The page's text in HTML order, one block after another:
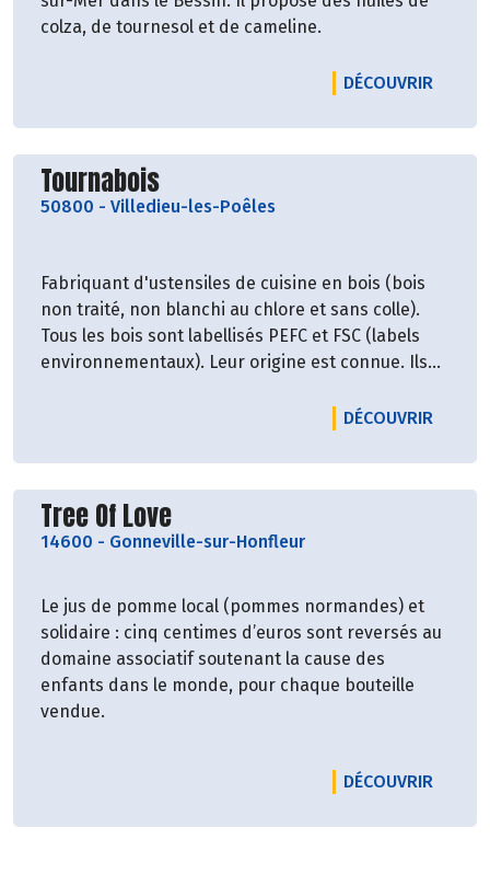
colza, de tournesol et de cameline.
DÉCOUVRIR
Découvrir le producteur
Tournabois
50800 - Villedieu-les-Poêles
Fabriquant d'ustensiles de cuisine en bois (bois
non traité, non blanchi au chlore et sans colle).
Tous les bois sont labellisés PEFC et FSC (labels
environnementaux). Leur origine est connue. Ils
DÉCOUVRIR
Découvrir le producteur
Tree Of Love
14600 - Gonneville-sur-Honfleur
Le jus de pomme local (pommes normandes) et
solidaire : cinq centimes d’euros sont reversés au
domaine associatif soutenant la cause des
enfants dans le monde, pour chaque bouteille
vendue.
DÉCOUVRIR